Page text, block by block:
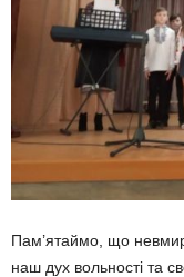
Пам’ятаймо, що
наш дух вольності та